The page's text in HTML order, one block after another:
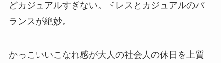
どカジュアルすぎない。ドレスとカジュアルのバ
ランスが絶妙。
かっこいいこなれ感が大人の社会人の休日を上質